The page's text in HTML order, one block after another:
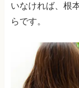
いなければ、根
らです。